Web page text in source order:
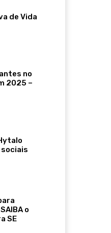
de Vida
no
2025 –
o
SE